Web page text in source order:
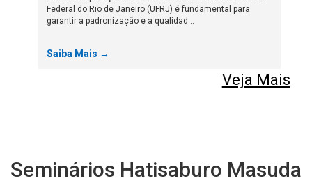
Federal do Rio de Janeiro (UFRJ) é fundamental para
garantir a padronização e a qualidad...
Saiba Mais →
Veja Mais
Seminários Hatisaburo Masuda